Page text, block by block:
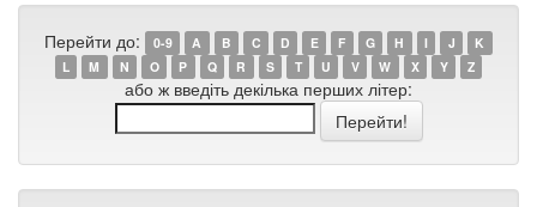
Перейти до: 0-9 A B C D E F G H I J
K
L
M N O P Q R S T U V W X Y Z
або ж введіть декілька перших літер: